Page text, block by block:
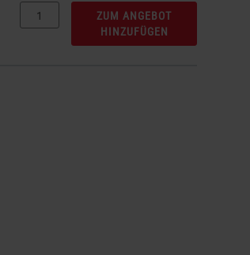
ZUM ANGEBOT
HINZUFÜGEN